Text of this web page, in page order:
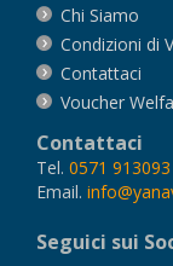
Chi Siamo
Condizioni di
Contattaci
Voucher
Contattaci
Tel. 0571 913093
Email.
Seguici sui